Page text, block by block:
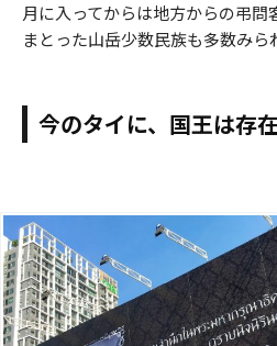
月に入ってからは地方からの弔
まとった山岳少数民族も多数みら
今のタイに、国王は存